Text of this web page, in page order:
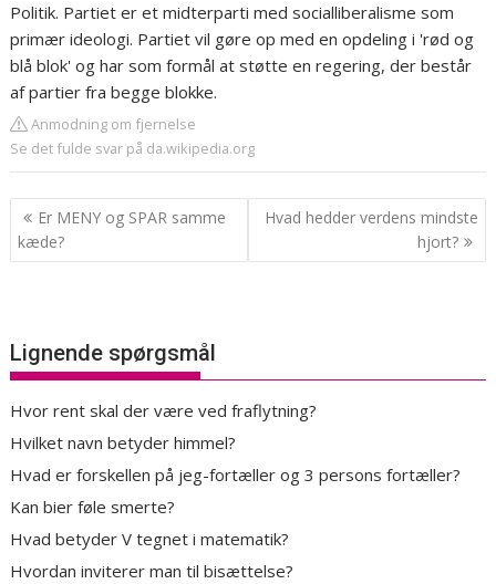
Politik. Partiet er et midterparti med socialliberalisme som
primær ideologi. Partiet vil gøre op med en opdeling i 'rød og
blå blok' og har som formål at støtte en regering, der består
af partier fra begge blokke.
Anmodning om fjernelse
Se det fulde svar på da.wikipedia.org
Indlægsnavigation
Er MENY og SPAR samme
kæde?
Hvad hedder verdens mindste
hjort?
Lignende spørgsmål
Hvor rent skal der være ved fraflytning?
Hvilket navn betyder himmel?
Hvad er forskellen på jeg-fortæller og 3 persons fortæller?
Kan bier føle smerte?
Hvad betyder V tegnet i matematik?
Hvordan inviterer man til bisættelse?